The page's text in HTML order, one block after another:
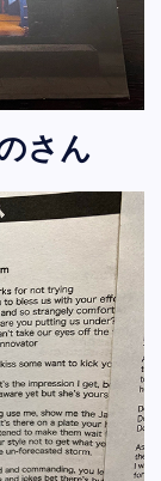
さん